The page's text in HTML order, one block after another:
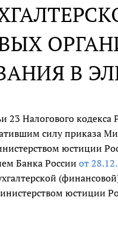
В
23 Налогового
силу приказа
юстиции
Банка Россииот
юстиции